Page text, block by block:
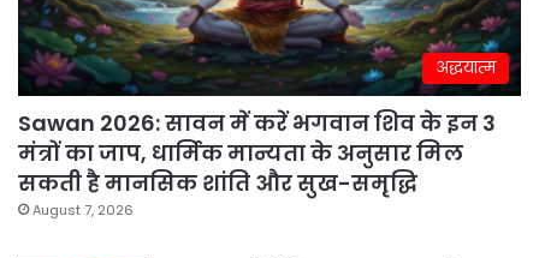
अद्धयात्म
Sawan 2026: सावन में करें भगवान शिव के इन 3
मंत्रों का जाप, धार्मिक मान्यता के अनुसार मिल
सकती है मानसिक शांति और सुख-समृद्धि
August 7, 2026